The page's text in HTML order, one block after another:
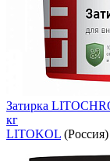
Затирка
кг
LITOKOL (Россия)